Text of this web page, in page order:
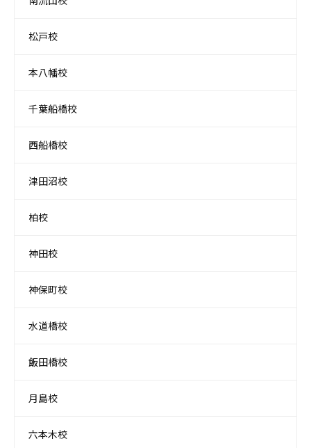
松戸校
本八幡校
千葉船橋校
西船橋校
津田沼校
柏校
神田校
神保町校
水道橋校
飯田橋校
月島校
六本木校